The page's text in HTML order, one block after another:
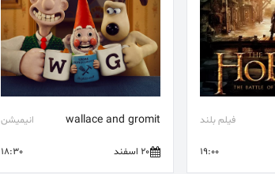
فیلم بلند
19:00
wallace and gromit انیمیشن
20 اسفند 18:30